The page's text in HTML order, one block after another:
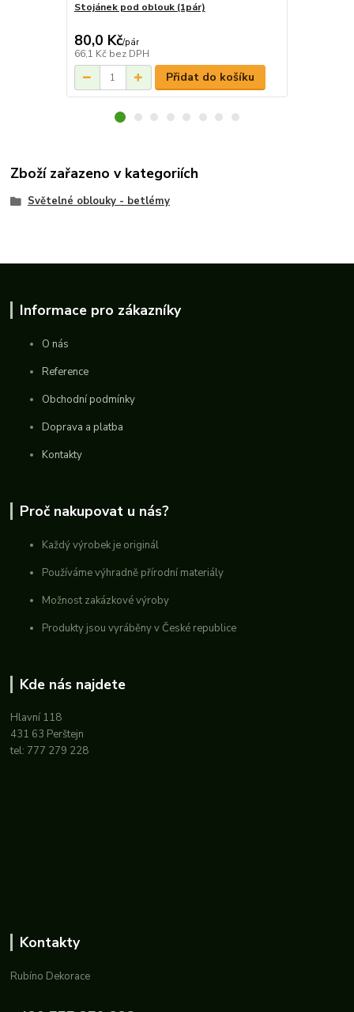
Stojánek pod oblouk (1pár)
80,0 Kč/pár
66,1 Kč bez DPH
Přidat do košíku
Zboží zařazeno v kategoriích
Světelné oblouky - betlémy
Informace pro zákazníky
O nás
Reference
Obchodní podmínky
Doprava a platba
Kontakty
Proč nakupovat u nás?
Každý výrobek je originál
Používáme výhradně přírodní materiály
Možnost zakázkové výroby
Produkty jsou vyráběny v České republice
Kde nás najdete
Hlavní 118
431 63 Perštejn
tel: 777 279 228
Kontakty
Rubíno Dekorace